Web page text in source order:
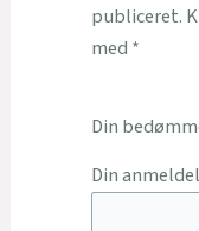
publiceret.
med *
Din
Din